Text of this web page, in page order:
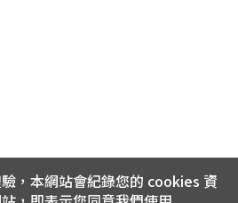
，本網站會紀錄您的 cookies 資